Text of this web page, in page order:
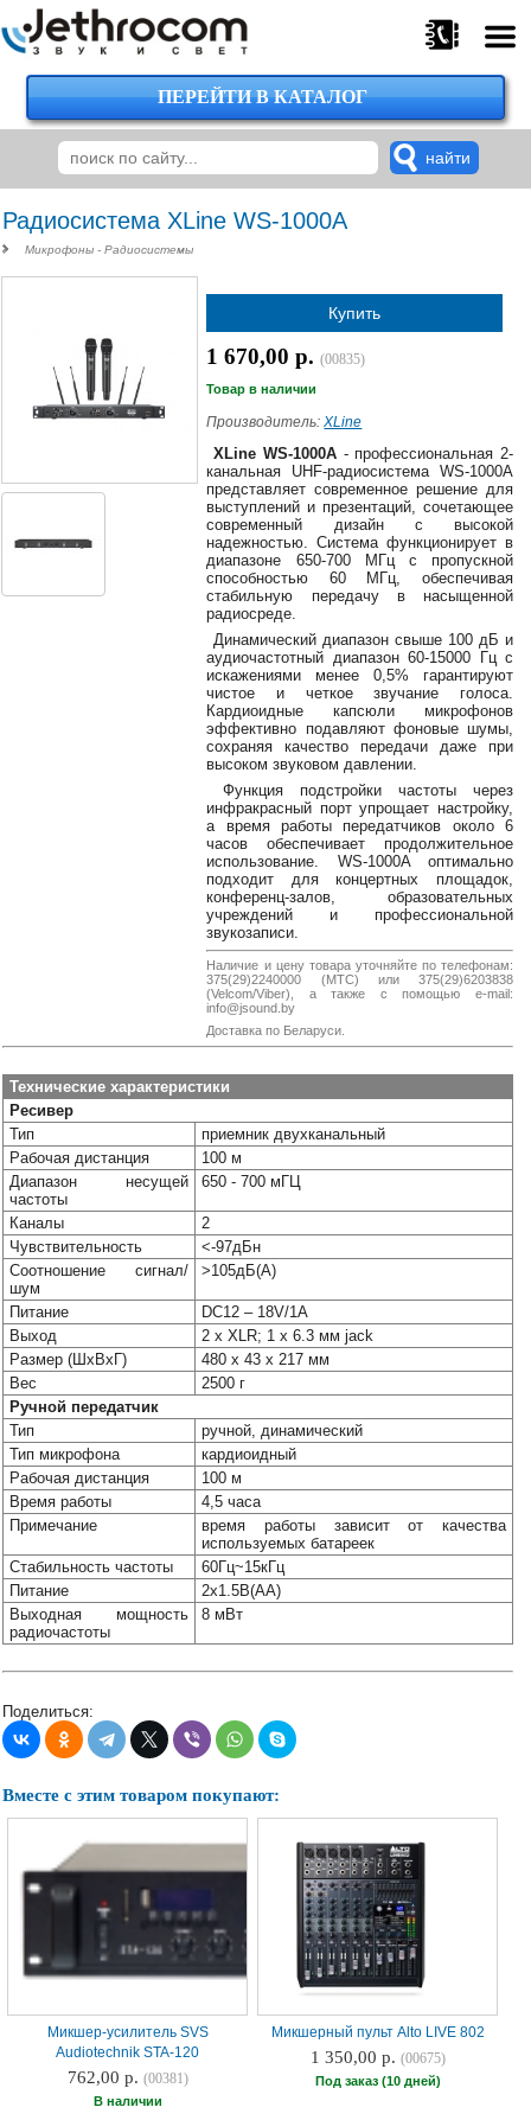
375
224-
00-
375
29
620-
38-
38
8
0162
25-
38-
38
jsound.by
jsoundby
Наши
группы
в
соцсетях:
ПЕРЕЙТИ В КАТАЛОГ
Радиосистема XLine WS-1000A
Микрофоны - Радиосистемы
Купить
1 670,00 р.(00835)
Товар в наличии
Производитель:XLine
XLine WS-1000A- профессиональная 2-
канальная UHF-радиосистема WS-1000A
представляет современное решение для
выступлений и презентаций, сочетающее
современный дизайн с высокой
надежностью. Система функционирует в
диапазоне 650-700 МГц с пропускной
способностью 60 МГц, обеспечивая
стабильную передачу в насыщенной
радиосреде.
Динамический диапазон свыше 100 дБ и
аудиочастотный диапазон 60-15000 Гц с
искажениями менее 0,5% гарантируют
чистое и четкое звучание голоса.
Кардиоидные капсюли микрофонов
эффективно подавляют фоновые шумы,
сохраняя качество передачи даже при
высоком звуковом давлении.
Функция подстройки частоты через
инфракрасный порт упрощает настройку,
а время работы передатчиков около 6
часов обеспечивает продолжительное
использование. WS-1000A оптимально
подходит для концертных площадок,
конференц-залов, образовательных
учреждений и профессиональной
звукозаписи.
Наличие и цену товара уточняйте по телефонам:
375(29)2240000 (МТС) или 375(29)6203838
(Velcom/Viber), а также с помощью e-mail:
info@jsound.by
Доставка по Беларуси.
Технические характеристики
Ресивер
Тип
приемник двухканальный
Рабочая дистанция
100 м
Диапазон несущей
частоты
650 - 700 мГЦ
Каналы
2
Чувствительность
<-97дБн
Соотношение сигнал/
шум
>105дБ(A)
Питание
DC12 – 18V/1A
Выход
2 х XLR; 1 x 6.3 мм jack
Размер (ШхВхГ)
480 x 43 x 217 мм
Вес
2500 г
Ручной передатчик
Тип
ручной, динамический
Тип микрофона
кардиоидный
Рабочая дистанция
100 м
Время работы
4,5 часа
Примечание
время работы зависит от качества
используемых батареек
Стабильность частоты
60Гц~15кГц
Питание
2x1.5В(AA)
Выходная мощность
радиочастоты
8 мВт
Поделиться:
Вместе с этим товаром покупают:
Микшер-усилитель SVS
Audiotechnik STA-120
762,00 р. (00381)
В наличии
Микшерный пульт Alto LIVE 802
1 350,00 р. (00675)
Под заказ (10 дней)